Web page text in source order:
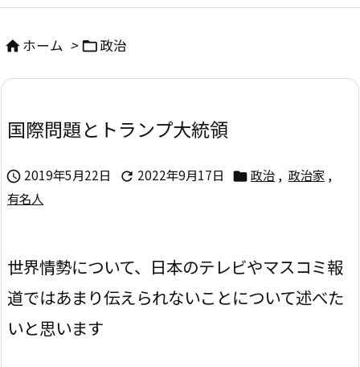

次へ
ホーム > 政治
国際問題とトランプ大統領
 2019年5月22日  2022年9月17日  政治 , 政治家 ,
有名人
世界情勢について、日本のテレビやマスコミ報
道ではあまり伝えられないことについて述べた
いと思います